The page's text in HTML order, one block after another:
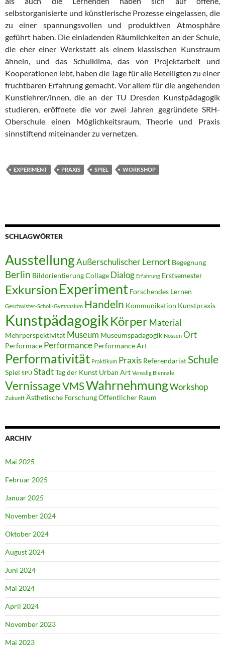
selbstorganisierte und künstlerische Prozesse eingelassen, die
zu einer spannungsvollen und produktiven Atmosphäre
geführt haben. Die einladenden Räumlichkeiten an der Schule,
die eher einer Werkstatt als einem klassischen Kunstraum
ähneln, und das Schulklima, das von Projektarbeit und
Kooperationen lebt, haben die Tage für alle Beteiligten zu einer
fruchtbaren Erfahrung gemacht. Vor allem für die angehenden
Kunstlehrer/innen, die an der TU Dresden Kunstpädagogik
studieren, eröffnete die vor zwei Jahren gegründete SRH-
Oberschule einen Möglichkeitsraum, Theorie und Praxis
sinnstiftend miteinander zu vernetzen.
EXPERIMENT PRAXIS SPIEL WORKSHOP
SCHLAGWÖRTER
AusstellungAußerschulischer Lernort Begegnung
Berlin BildorientierungCollage Dialog Erfahrung Erstsemester
Exkursion Experiment Forschendes Lernen
Geschwister-Scholl-Gymnasium Handeln Kommunikation Kunstpraxis
Kunstpädagogik Körper Material
Mehrperspektivität Museum Museumspädagogik Nossen Ort
Performace Performance Performance Art
Performativität Praktikum Praxis Referendariat Schule
Spiel SPÜ StadtTag der Kunst Urban Art Venedig Biennale
VernissageVMSWahrnehmungWorkshop
Zukunft Ästhetische ForschungÖffentlicher Raum
ARCHIV
Mai 2025
Februar 2025
Januar 2025
November 2024
Oktober 2024
August 2024
Juni 2024
Mai 2024
April 2024
November 2023
Mai 2023